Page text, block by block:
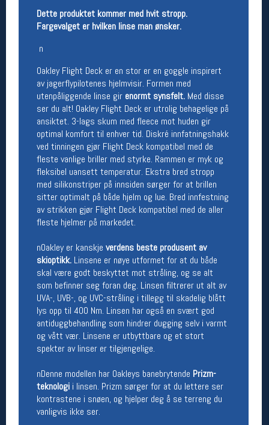
Dette produktet kommer med hvit stropp.
Fargevalget er hvilken linse man ønsker.
n
Oakley Flight Deck er en stor er ​en goggle inspirert
av jagerflypilotenes hjelmvisir. Formen med
utenpåliggende linse gir enormt synsfelt. Med disse
ser du alt! Oakley Flight Deck er utrolig behagelige på
ansiktet. 3-lags skum med fleece mot huden gir
optimal komfort til enhver tid. Diskré innfatningshakk
ved tinningen gjør Flight Deck kompatibel med de
fleste vanlige briller med styrke. Rammen er myk og
fleksibel uansett temperatur. Ekstra bred stropp
med silikonstriper på innsiden sørger for at brillen
sitter optimalt på både hjelm og lue. Bred innfestning
av strikken gjør Flight Deck kompatibel med de aller
fleste hjelmer på markedet.
nOakley er kanskjeverdens beste produsent av
skioptikk. Linsene er nøye utformet for at du både
skal være godt beskyttet mot stråling, og se alt
som befinner seg foran deg. Linsen filtrerer ut alt av
UVA-, UVB-, og UVC-stråling i tillegg til skadelig blått
lys opp til 400 Nm. Linsen har også en svært god
antiduggbehandling som hindrer dugging selv i varmt
og vått vær. Linsene er utbyttbare og et stort
spekter av linser er tilgjengelige.
nDenne modellen har Oakleys banebrytende Prizm-
teknologi i linsen. Prizm sørger for at du lettere ser
kontrastene i snøen, og hjelper deg å se terreng du
vanligvis ikke ser.
Medlemstilbud og aktiviteter
MELD DEG INN GRATIS
Åpningstider verkstedet
Man-Fredag:
11-18
Lørdag:
11-16
Om verkstedet
For å bestille time må du logge inn i
nettbutikken og trykke på den nederste blå
linjen
Betingelser
Salgsbetingelser
Personsvernerklæring
Informasjonskapsler
Org. nr: 976754360
Ledige stillinger
Ledige stillinger
Følg oss på